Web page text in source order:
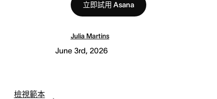
立即試用 Asana
Julia Martins
June 3rd, 2026
檢視範本